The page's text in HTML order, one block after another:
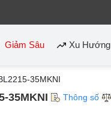
Giảm Sâu Xu Hướng
35MKNI
35MKNI Thông số